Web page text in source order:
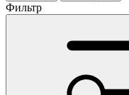
Фильтр